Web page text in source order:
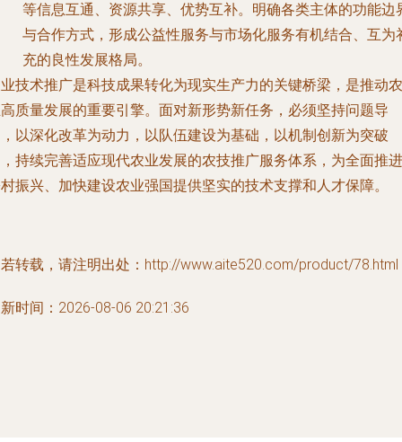
等信息互通、资源共享、优势互补。明确各类主体的功能边
与合作方式，形成公益性服务与市场化服务有机结合、互为
充的良性发展格局。
技术推广是科技成果转化为现实生产力的关键桥梁，是推动农
质量发展的重要引擎。面对新形势新任务，必须坚持问题导
以深化改革为动力，以队伍建设为基础，以机制创新为突破
持续完善适应现代农业发展的农技推广服务体系，为全面推进
振兴、加快建设农业强国提供坚实的技术支撑和人才保障。
转载，请注明出处：http://www.aite520.com/product/78.html
时间：2026-08-06 20:21:36